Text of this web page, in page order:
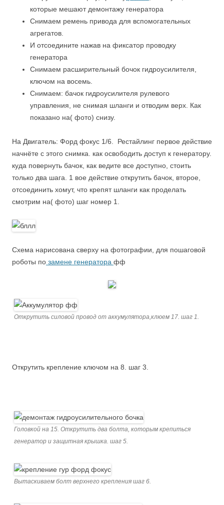
которые мешают демонтажу генератора
Снимаем ремень привода для вспомогательных
агрегатов.
И отсоедините нажав на фиксатор проводку
генератора
Снимаем расширительный бочок гидроусилителя,
ключом на восемь.
Снимаем: бачок гидроусилителя рулевого
управления, не снимая шланги и отводим верх. Как
показано на( фото) снизу.
На Двигатель: Форд фокус 1/6. Рестайлинг первое действие
начнёте с этого снимка. как освободить доступ к генератору.
куда повернуть бачок, как ведите все доступно, стоить
только два шага. 1 вое действие открутить бачок, второе,
отсоединить хомут, что крепят шланги как проделать
смотрим на( фото) шаг номер 1.
Схема нарисована сверху на фотографии, для пошаговой
роботы по замене генератора фф
Открутить силовой провод от аккумулятора,клюем 17. шаг 1.
Открутить крепление ключом на 8. шаг 3.
Головкой на 15. Открутить два болта, которым крепиться
генератор и защитная крышка. шаг 5.
Вытаскиваем болт верхнего крепления шаг 6.